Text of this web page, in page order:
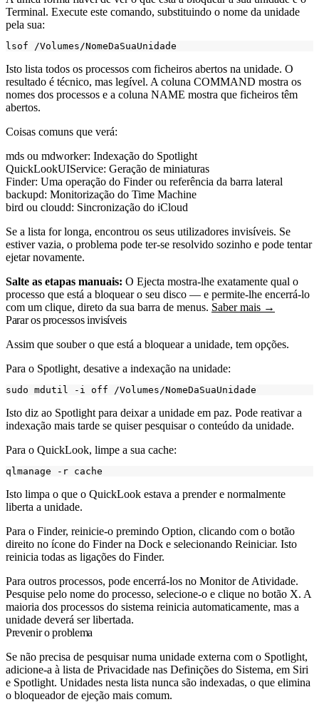
Terminal. Execute este comando, substituindo o nome da unidade
pela sua:
Isto lista todos os processos com ficheiros abertos na unidade. O
resultado é técnico, mas legível. A coluna COMMAND mostra os
nomes dos processos e a coluna NAME mostra que ficheiros têm
abertos.
Coisas comuns que verá:
mds ou mdworker: Indexação do Spotlight
QuickLookUIService: Geração de miniaturas
Finder: Uma operação do Finder ou referência da barra lateral
backupd: Monitorização do Time Machine
bird ou cloudd: Sincronização do iCloud
Se a lista for longa, encontrou os seus utilizadores invisíveis. Se
estiver vazia, o problema pode ter-se resolvido sozinho e pode tentar
ejetar novamente.
Salte as etapas manuais: O Ejecta mostra-lhe exatamente qual o
processo que está a bloquear o seu disco — e permite-lhe encerrá-lo
com um clique, direto da sua barra de menus. Saber mais →
Parar os processos invisíveis
Assim que souber o que está a bloquear a unidade, tem opções.
Para o Spotlight, desative a indexação na unidade:
Isto diz ao Spotlight para deixar a unidade em paz. Pode reativar a
indexação mais tarde se quiser pesquisar o conteúdo da unidade.
Para o QuickLook, limpe a sua cache:
Isto limpa o que o QuickLook estava a prender e normalmente
liberta a unidade.
Para o Finder, reinicie-o premindo Option, clicando com o botão
direito no ícone do Finder na Dock e selecionando Reiniciar. Isto
reinicia todas as ligações do Finder.
Para outros processos, pode encerrá-los no Monitor de Atividade.
Pesquise pelo nome do processo, selecione-o e clique no botão X. A
maioria dos processos do sistema reinicia automaticamente, mas a
unidade deverá ser libertada.
Prevenir o problema
Se não precisa de pesquisar numa unidade externa com o Spotlight,
adicione-a à lista de Privacidade nas Definições do Sistema, em Siri
e Spotlight. Unidades nesta lista nunca são indexadas, o que elimina
o bloqueador de ejeção mais comum.